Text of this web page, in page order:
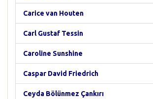
Carice van Houten
Carl Gustaf Tessin
Caroline Sunshine
Caspar David Friedrich
Ceyda Bölünmez Çankırı